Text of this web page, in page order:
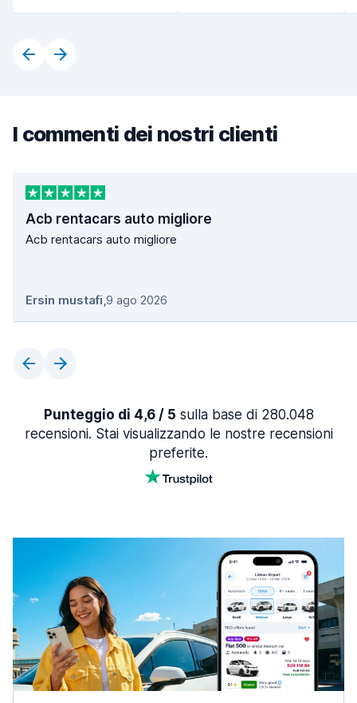
I commenti dei nostri clienti
Acb rentacars auto migliore
Acb rentacars auto migliore
Ersin mustafi,9 ago 2026
Punteggio di 4,6 / 5 sulla base di 280.048
recensioni. Stai visualizzando le nostre recensioni
preferite.